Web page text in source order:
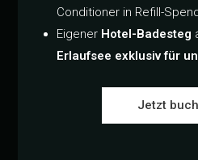
Conditioner in Refill-
Eigener Hotel-Badesteg
Erlaufsee exklusiv für
Jetzt